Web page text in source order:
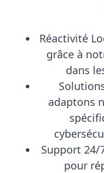
Réactivité
grâce à
dans
adaptons
Support 24/
pour